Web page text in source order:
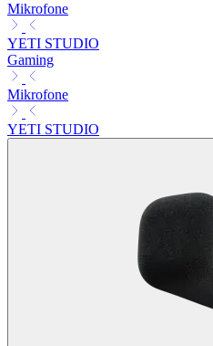
Mikrofone
YETI STUDIO
Gaming
Mikrofone
YETI STUDIO